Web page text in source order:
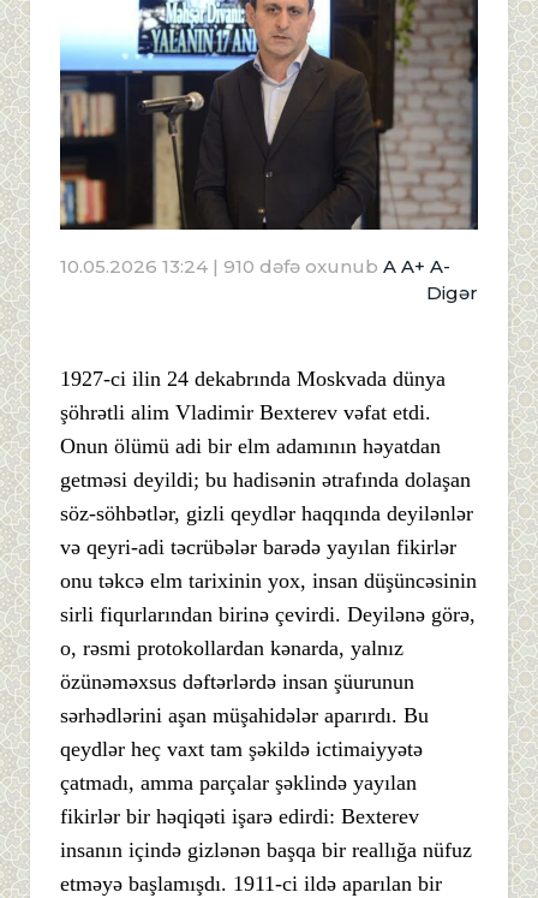
10.05.2026 13:24 | 910 dəfə oxunub A A+ A-
Digər
1927-ci ilin 24 dekabrında Moskvada dünya
şöhrətli alim Vladimir Bexterev vəfat etdi.
Onun ölümü adi bir elm adamının həyatdan
getməsi deyildi; bu hadisənin ətrafında dolaşan
söz-söhbətlər, gizli qeydlər haqqında deyilənlər
və qeyri-adi təcrübələr barədə yayılan fikirlər
onu təkcə elm tarixinin yox, insan düşüncəsinin
sirli fiqurlarından birinə çevirdi. Deyilənə görə,
o, rəsmi protokollardan kənarda, yalnız
özünəməxsus dəftərlərdə insan şüurunun
sərhədlərini aşan müşahidələr aparırdı. Bu
qeydlər heç vaxt tam şəkildə ictimaiyyətə
çatmadı, amma parçalar şəklində yayılan
fikirlər bir həqiqəti işarə edirdi: Bexterev
insanın içində gizlənən başqa bir reallığa nüfuz
etməyə başlamışdı. 1911-ci ildə aparılan bir